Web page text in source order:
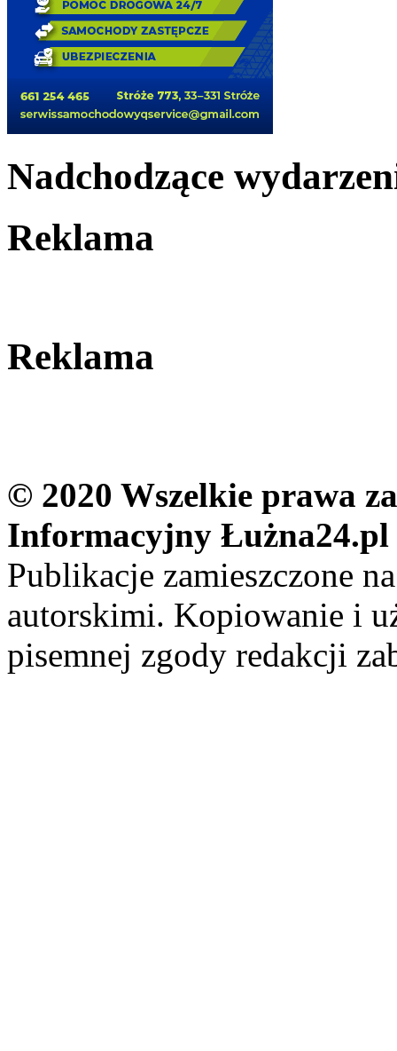
Nadchodzące
Reklama
Reklama
© 2020 Wszelkie prawa
Informacyjny Łużna24.pl
Publikacje zamieszczone
autorskimi. Kopiowanie i
pisemnej zgody redakcji